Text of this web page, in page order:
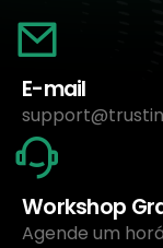
E-mail
Workshop
Agende um